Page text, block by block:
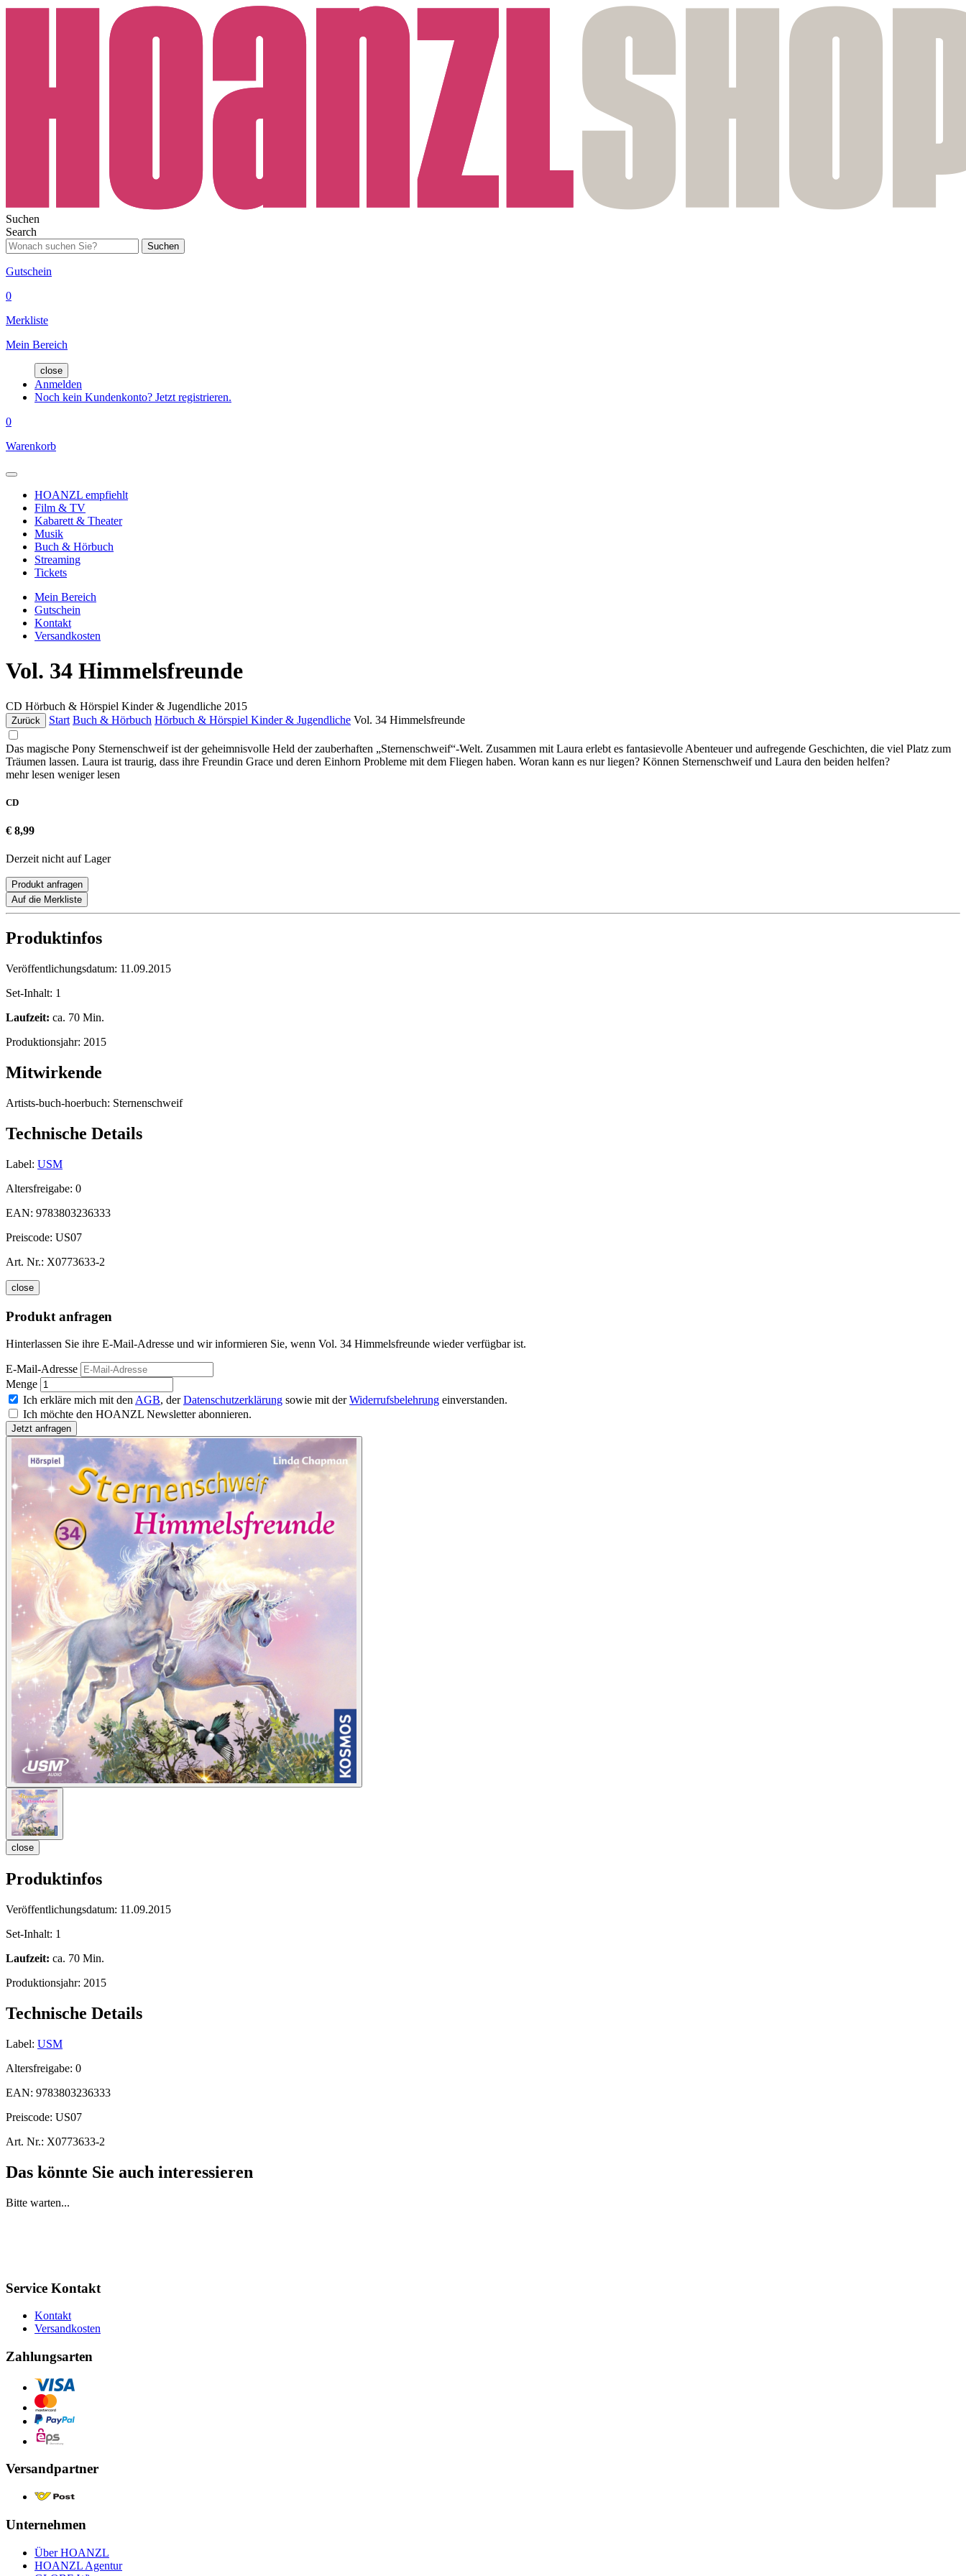
Suchen
Search
Suchen
Gutschein
0
Merkliste
Mein Bereich
close
Anmelden
Noch kein Kundenkonto? Jetzt registrieren.
0
Warenkorb
HOANZL empfiehlt
Film & TV
Kabarett & Theater
Musik
Buch & Hörbuch
Streaming
Tickets
Mein Bereich
Gutschein
Kontakt
Versandkosten
Vol. 34 Himmelsfreunde
CD Hörbuch & Hörspiel Kinder & Jugendliche 2015
Zurück Start Buch & Hörbuch Hörbuch & Hörspiel Kinder & Jugendliche Vol. 34 Himmelsfreunde
Das magische Pony Sternenschweif ist der geheimnisvolle Held der zauberhaften „Sternenschweif“-Welt. Zusammen mit Laura erlebt es fantasievolle Abenteuer und aufregende Geschichten, die viel Platz zum
Träumen lassen. Laura ist traurig, dass ihre Freundin Grace und deren Einhorn Probleme mit dem Fliegen haben. Woran kann es nur liegen? Können Sternenschweif und Laura den beiden helfen?
mehr lesen weniger lesen
CD
€ 8,99
Derzeit nicht auf Lager
Produkt anfragen
Auf die Merkliste
Produktinfos
Veröffentlichungsdatum: 11.09.2015
Set-Inhalt: 1
Laufzeit: ca. 70 Min.
Produktionsjahr: 2015
Mitwirkende
Artists-buch-hoerbuch: Sternenschweif
Technische Details
Label: USM
Altersfreigabe: 0
EAN: 9783803236333
Preiscode: US07
Art. Nr.: X0773633-2
close
Produkt anfragen
Hinterlassen Sie ihre E-Mail-Adresse und wir informieren Sie, wenn Vol. 34 Himmelsfreunde wieder verfügbar ist.
E-Mail-Adresse
Menge
Ich erkläre mich mit den AGB, derDatenschutzerklärung sowie mit derWiderrufsbelehrung einverstanden.
Ich möchte den HOANZL Newsletter abonnieren.
close
Produktinfos
Veröffentlichungsdatum: 11.09.2015
Set-Inhalt: 1
Laufzeit: ca. 70 Min.
Produktionsjahr: 2015
Technische Details
Label: USM
Altersfreigabe: 0
EAN: 9783803236333
Preiscode: US07
Art. Nr.: X0773633-2
Das könnte Sie auch interessieren
Bitte warten...
Service Kontakt
Kontakt
Versandkosten
Zahlungsarten
Versandpartner
Unternehmen
Über HOANZL
HOANZL Agentur